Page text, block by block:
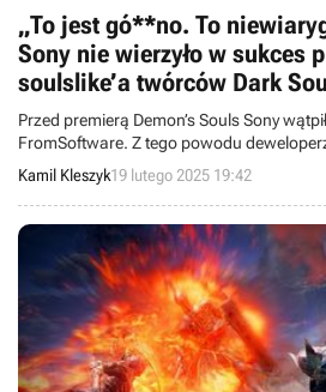
„To jest gó**no. To
Sony nie wierzyło w sukces
soulslike’a twórców Dark
zawiodło FromSoftware
Przed premierą Demon’s Souls Sony
FromSoftware. Z tego powodu
japońską korporacją współpracy przy
Kamil Kleszyk19 lutego 2025 19:42